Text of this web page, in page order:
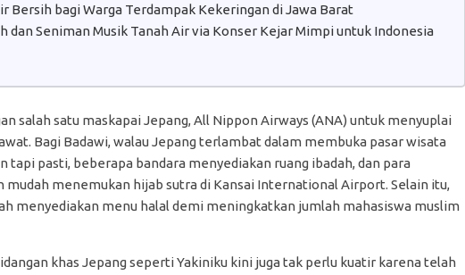
Bersih bagi Warga Terdampak Kekeringan di Jawa Barat
dan Seniman Musik Tanah Air via Konser Kejar Mimpi untuk Indonesia
salah satu maskapai Jepang, All Nippon Airways (ANA) untuk menyuplai
Bagi Badawi, walau Jepang terlambat dalam membuka pasar wisata
tapi pasti, beberapa bandara menyediakan ruang ibadah, dan para
mudah menemukan hijab sutra di Kansai International Airport. Selain itu,
menyediakan menu halal demi meningkatkan jumlah mahasiswa muslim
khas Jepang seperti Yakiniku kini juga tak perlu kuatir karena telah